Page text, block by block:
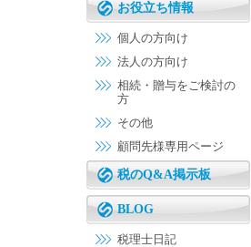
お役立ち情報
個人の方向け
法人の方向け
相続・贈与をご検討の
方
その他
顧問先様専用ページ
税のQ&A掲示板
BLOG
税理士日記